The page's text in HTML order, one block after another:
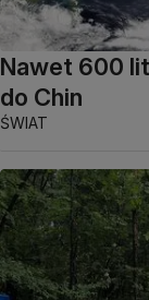
Nawet 600
do Chin
ŚWIAT